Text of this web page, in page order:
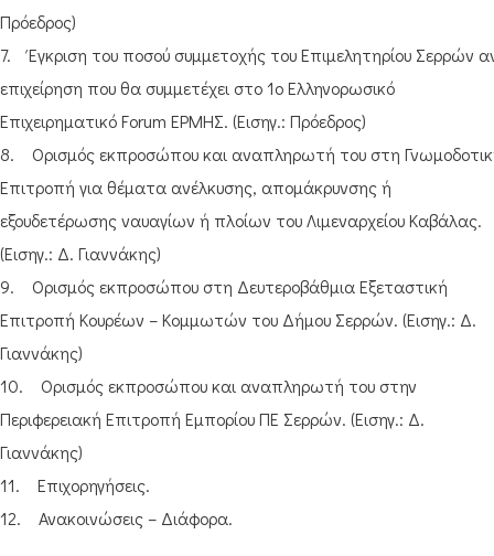
Πρόεδρος)
7. Έγκριση του ποσού συμμετοχής του Επιμελητηρίου Σερρών
επιχείρηση που θα συμμετέχει στο 1ο Ελληνορωσικό
Επιχειρηματικό Forum ΕΡΜΗΣ. (Εισηγ.: Πρόεδρος)
8. Ορισμός εκπροσώπου και αναπληρωτή του στη
Επιτροπή για θέματα ανέλκυσης, απομάκρυνσης ή
εξουδετέρωσης ναυαγίων ή πλοίων του Λιμεναρχείου Καβάλας.
(Εισηγ.: Δ. Γιαννάκης)
9. Ορισμός εκπροσώπου στη Δευτεροβάθμια Εξεταστική
Επιτροπή Κουρέων – Κομμωτών του Δήμου Σερρών. (Εισηγ.: Δ.
Γιαννάκης)
10. Ορισμός εκπροσώπου και αναπληρωτή του στην
Περιφερειακή Επιτροπή Εμπορίου ΠΕ Σερρών. (Εισηγ.: Δ.
Γιαννάκης)
11. Επιχορηγήσεις.
12. Ανακοινώσεις – Διάφορα.